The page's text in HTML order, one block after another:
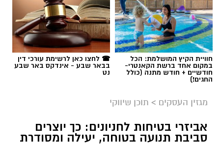
חוויית הקיץ המושלמת: הכל
במקום אחד ברשת הקאנטרי-
חודשיים + חודש מתנה (כולל
החגים!)
☎ לחצו כאן לרשימת עורכי דין
בבאר שבע - אינדקס באר שבע
נט
מגזין העסקים > תוכן שיווקי
אביזרי בטיחות לחניונים: כך יוצרים
סביבת תנועה בטוחה, יעילה ומסודרת